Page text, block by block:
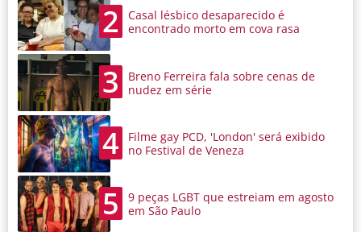
2
Casal lésbico desaparecido é
encontrado morto em cova rasa
3
Breno Ferreira fala sobre cenas de
nudez em série
4
Filme gay PCD, 'London' será exibido
no Festival de Veneza
5
9 peças LGBT que estreiam em agosto
em São Paulo